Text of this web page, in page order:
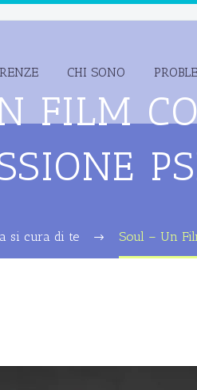
CHI SONO
FILM
si cura di te Soul – Un